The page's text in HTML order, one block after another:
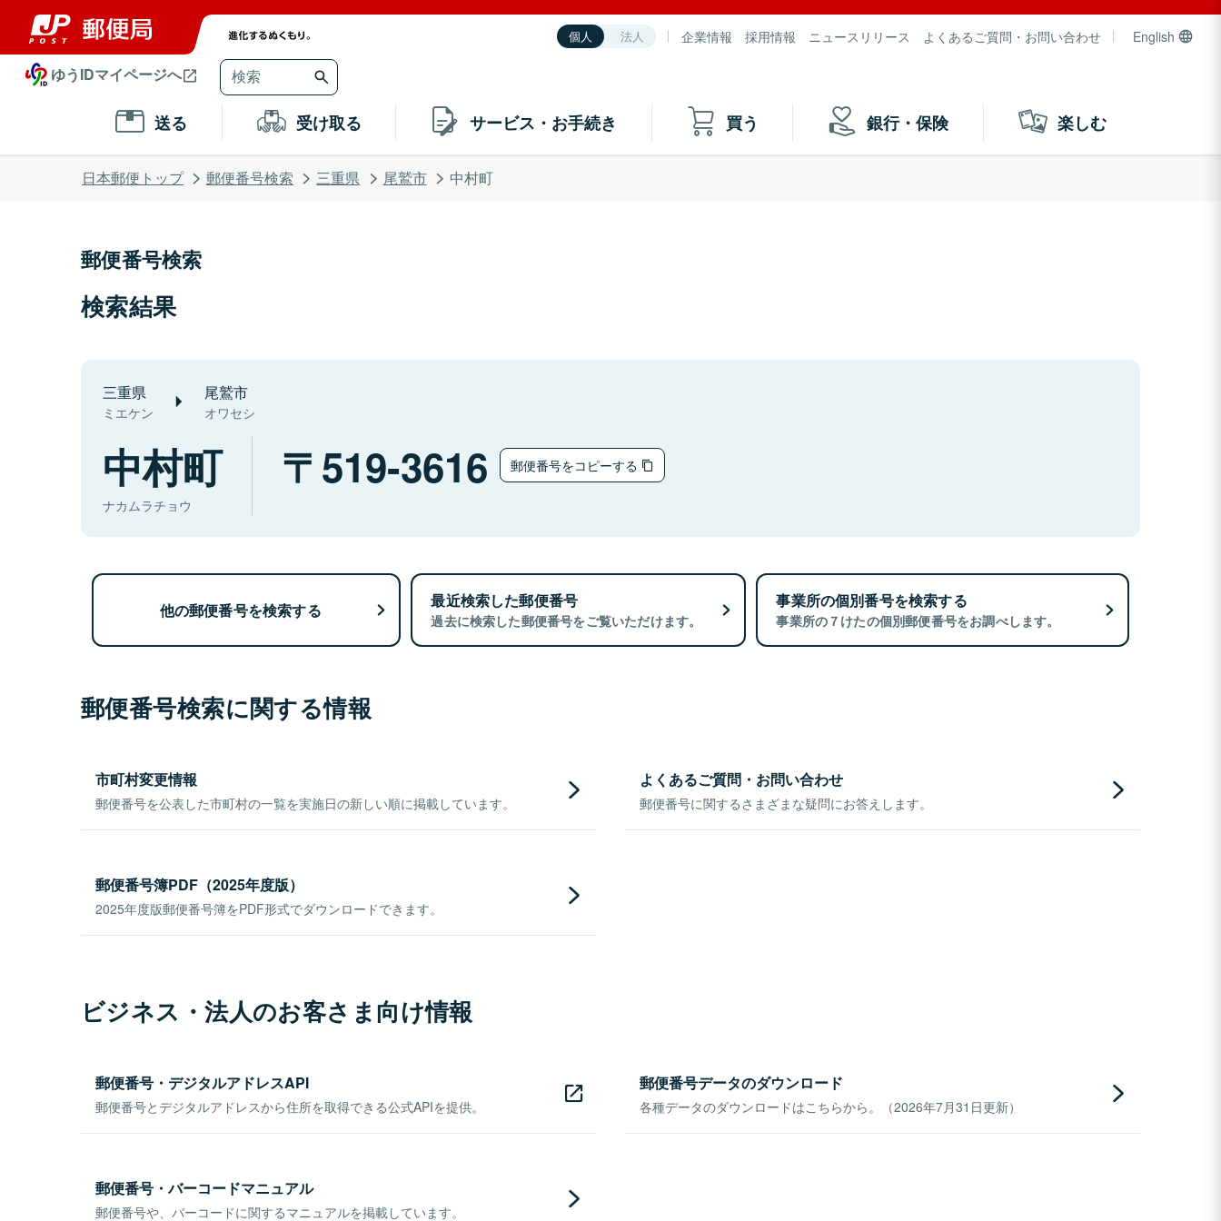
個人 法人 企業情報 採用情報 ニュースリリース よくあるご質問・お問い合わせ English
ゆうIDマイページへ
送る 受け取る サービス・お手続き 買う 銀行・保険 楽しむ
日本郵便トップ 郵便番号検索 三重県 尾鷲市 中村町
郵便番号検索
検索結果
三重県
ミエケン
尾鷲市
オワセシ
中村町
ナカムラチョウ
519-3616 郵便番号をコピーする
他の郵便番号を検索する 最近検索した郵便番号
過去に検索した郵便番号をご覧いただけます。
事業所の個別番号を検索する
事業所の７けたの個別郵便番号をお調べします。
郵便番号検索に関する情報
市町村変更情報
郵便番号を公表した市町村の一覧を実施日の新しい順に掲載しています。
よくあるご質問・お問い合わせ
郵便番号に関するさまざまな疑問にお答えします。
郵便番号簿PDF（2025年度版）
2025年度版郵便番号簿をPDF形式でダウンロードできます。
ビジネス・法人のお客さま向け情報
郵便番号・デジタルアドレスAPI
郵便番号とデジタルアドレスから住所を取得できる公式APIを提供。
郵便番号データのダウンロード
各種データのダウンロードはこちらから。（2026年7月31日更新）
郵便番号・バーコードマニュアル
郵便番号や、バーコードに関するマニュアルを掲載しています。